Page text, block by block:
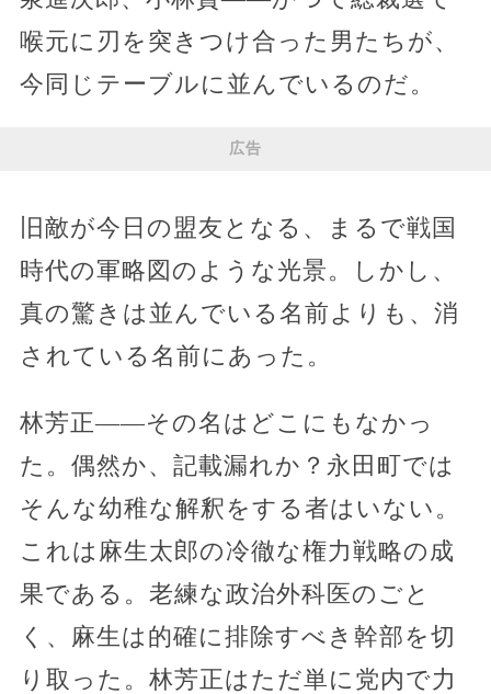
喉元に刃を突きつけ合った男たちが、
今同じテーブルに並んでいるのだ。
広告
旧敵が今日の盟友となる、まるで戦国
時代の軍略図のような光景。しかし、
真の驚きは並んでいる名前よりも、消
されている名前にあった。
林芳正――その名はどこにもなかっ
た。偶然か、記載漏れか？永田町では
そんな幼稚な解釈をする者はいない。
これは麻生太郎の冷徹な権力戦略の成
果である。老練な政治外科医のごと
く、麻生は的確に排除すべき幹部を切
り取った。林芳正はただ単に党内で力